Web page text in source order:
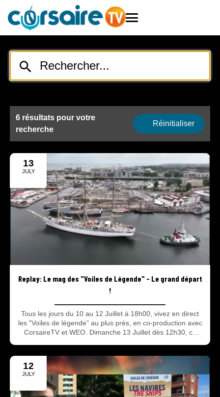
6 résultats pour votre
recherche
Réinitialiser
13
JULY
Replay: Le mag des "Voiles de Légende" - Le grand départ
!
Tous les jours du 10 au 12 Juillet à 18h00, vivez en direct
les "Voiles de légende" au plus près, en co-production avec
CorsaireTV et WEO. Dimanche 13 Juillet dès 12h30, ce
12
JULY